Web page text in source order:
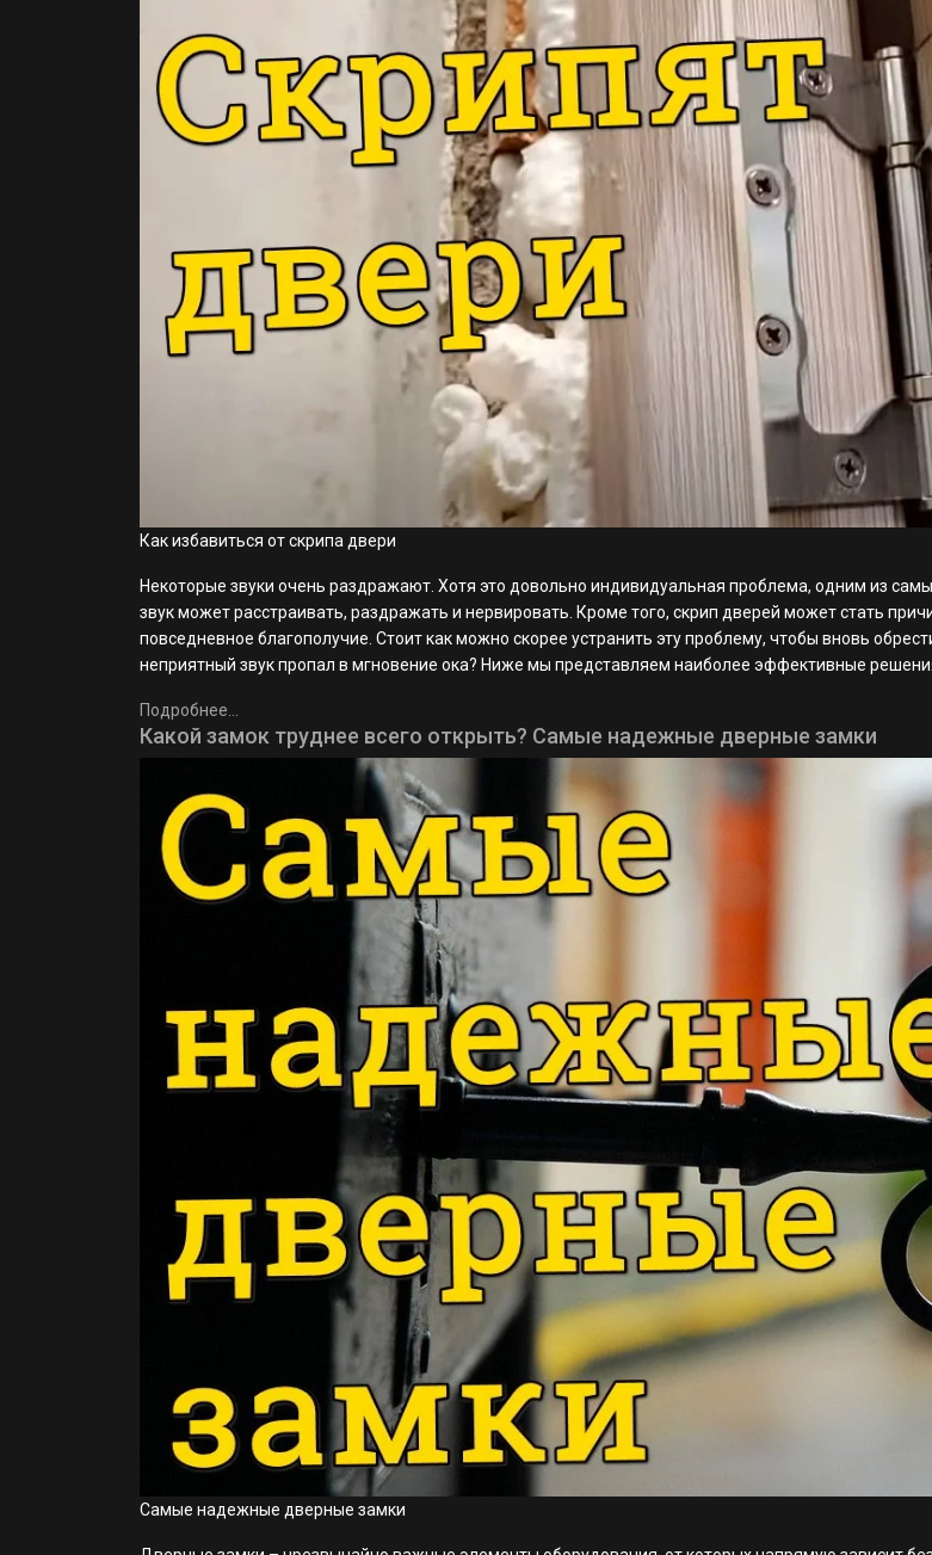
Как избавиться от скрипа двери
Некоторые звуки очень раздражают. Хотя это довольно индивидуальная проблема, одним из
звук может расстраивать, раздражать и нервировать. Кроме того, скрип дверей может стать
повседневное благополучие. Стоит как можно скорее устранить эту проблему, чтобы вновь
неприятный звук пропал в мгновение ока? Ниже мы представляем наиболее эффективные
Подробнее...
Какой замок труднее всего открыть? Самые надежные дверные замки
Самые надежные дверные замки